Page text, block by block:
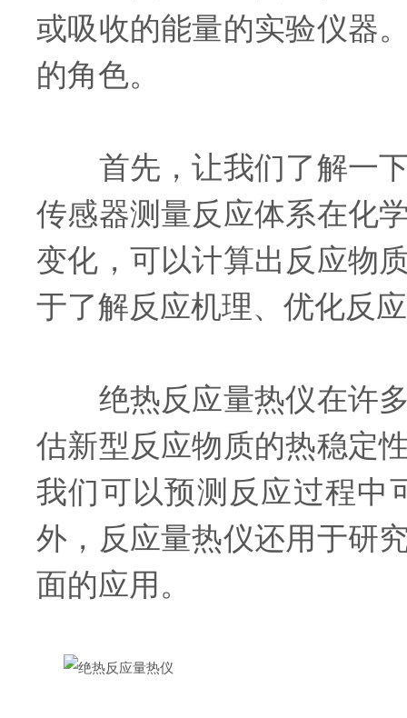
或吸收的能量的实验仪器
的角色。
首先，让我们了解一下
传感器测量反应体系在化
变化，可以计算出反应物
于了解反应机理、优化反
绝热反应量热仪在许多
估新型反应物质的热稳定
我们可以预测反应过程中
外，反应量热仪还用于研
面的应用。